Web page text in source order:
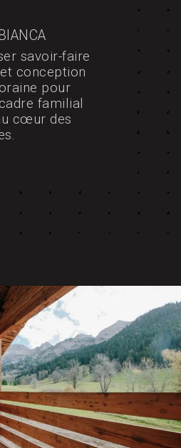
savoir-faire
conception
pour
familial
cœur des